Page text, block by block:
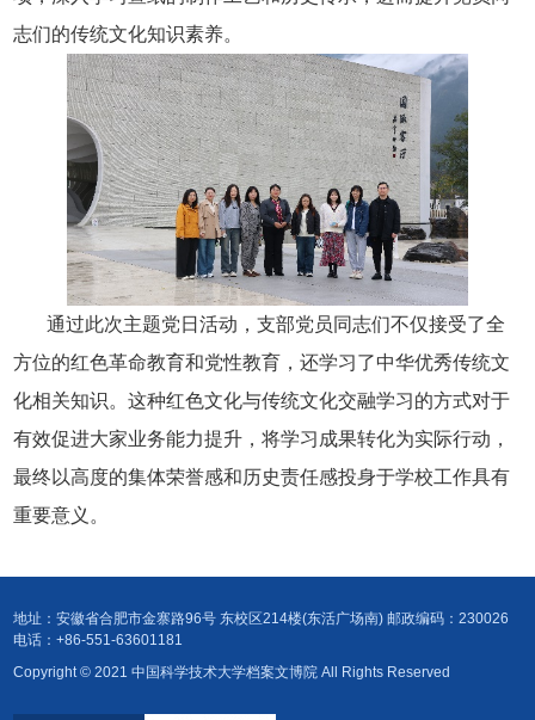
志们的传统文化知识素养。
通过此次主题党日活动，支部党员同志们不仅接受了全
方位的红色革命教育和党性教育，还学习了中华优秀传统文
化相关知识。这种红色文化与传统文化交融学习的方式对于
有效促进大家业务能力提升，将学习成果转化为实际行动，
最终以高度的集体荣誉感和历史责任感投身于学校工作具有
重要意义。
地址：安徽省合肥市金寨路96号 东校区214楼(东活广场南) 邮政编码：230026
电话：+86-551-63601181
Copyright © 2021 中国科学技术大学档案文博院 All Rights Reserved